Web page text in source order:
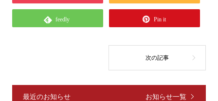
feedly Pin it
最近のお知らせ お知らせ一覧